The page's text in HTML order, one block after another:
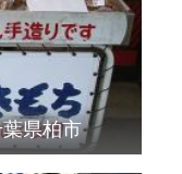
県柏市